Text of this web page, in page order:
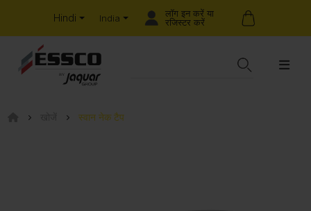
Hindi India
लॉग इन करें या
रजिस्टर करें
स्वान नेक टैप